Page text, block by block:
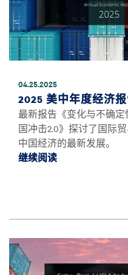
04.25.2025
2025 美中年度经济
最新报告《变化与不确
国冲击2.0》探讨了国际
中国经济的最新发展。
继续阅读继续阅读2025
图像